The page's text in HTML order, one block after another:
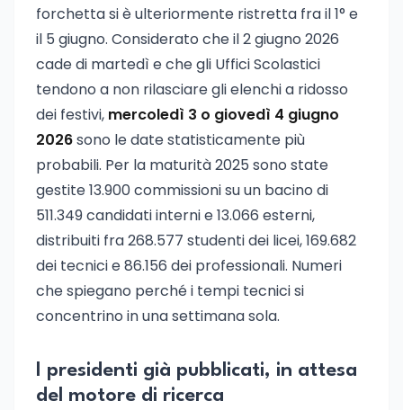
forchetta si è ulteriormente ristretta fra il 1° e
il 5 giugno. Considerato che il 2 giugno 2026
cade di martedì e che gli Uffici Scolastici
tendono a non rilasciare gli elenchi a ridosso
dei festivi, mercoledì 3 o giovedì 4 giugno
2026sono le date statisticamente più
probabili. Per la maturità 2025 sono state
gestite 13.900 commissioni su un bacino di
511.349 candidati interni e 13.066 esterni,
distribuiti fra 268.577 studenti dei licei, 169.682
dei tecnici e 86.156 dei professionali. Numeri
che spiegano perché i tempi tecnici si
concentrino in una settimana sola.
I presidenti già pubblicati, in attesa
del motore di ricerca